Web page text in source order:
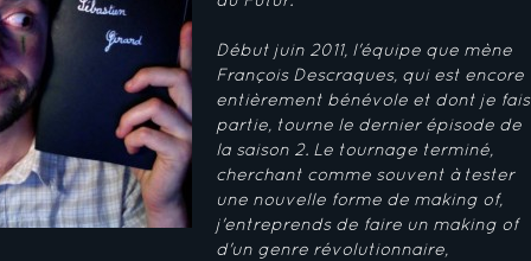
Début juin 2011, l'équipe que mène
François Descraques, qui est encore
entièrement bénévole et dont je fais
partie, tourne le dernier épisode de
la saison 2. Le tournage terminé,
cherchant comme souvent à tester
une nouvelle forme de making of,
j'entreprends de faire un making of
d'un genre révolutionnaire,